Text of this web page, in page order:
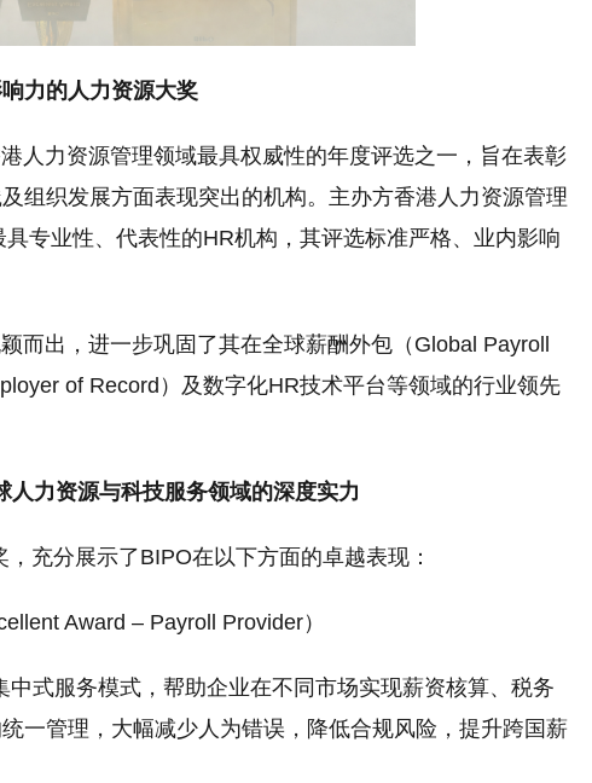
力的人力资源大奖
人力资源管理领域最具权威性的年度评选之一，旨在表彰
组织发展方面表现突出的机构。主办方香港人力资源管理
专业性、代表性的HR机构，其评选标准严格、业内影响
而出，进一步巩固了其在全球薪酬外包（Global Payroll
of Record）及数字化HR技术平台等领域的行业领先
力资源与科技服务领域的深度实力
充分展示了BIPO在以下方面的卓越表现：
Award – Payroll Provider）
式服务模式，帮助企业在不同市场实现薪资核算、税务
一管理，大幅减少人为错误，降低合规风险，提升跨国薪